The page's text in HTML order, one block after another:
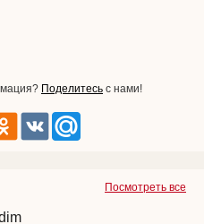
Поделитесь с нами!
Посмотреть все